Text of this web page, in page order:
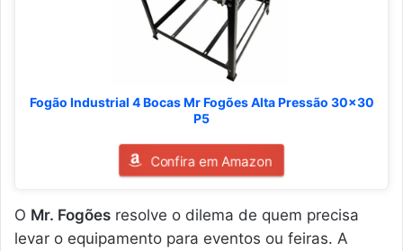
Fogão Industrial 4 Bocas Mr Fogões Alta Pressão 30x30
P5
Confira em Amazon
O Mr. Fogões resolve o dilema de quem precisa
levar o equipamento para eventos ou feiras. A